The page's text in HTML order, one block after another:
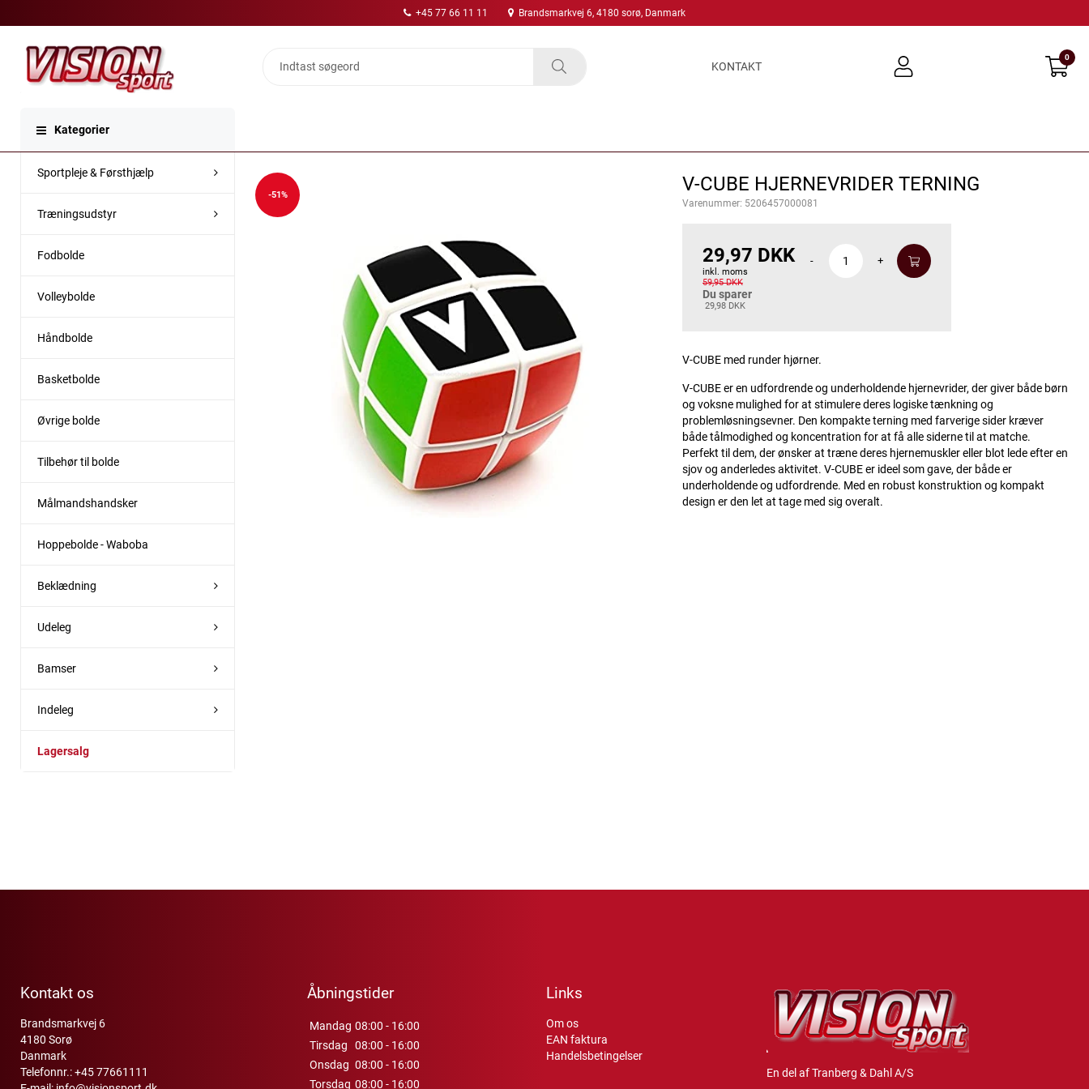
+45 77 66 11 11 Brandsmarkvej 6, 4180 sorø, Danmark
KONTAKT
0
Kategorier
Sportpleje & Førsthjælp
Træningsudstyr
Fodbolde
Volleybolde
Håndbolde
Basketbolde
Øvrige bolde
Tilbehør til bolde
Målmandshandsker
Hoppebolde - Waboba
Beklædning
Udeleg
Bamser
Indeleg
Lagersalg
-51% V-CUBE HJERNEVRIDER TERNING
Varenummer: 5206457000081
29,97 DKK
inkl. moms
59,95 DKK
Du sparer
29,98 DKK
- +
V-CUBE med runder hjørner.
V-CUBE er en udfordrende og underholdende hjernevrider, der giver både børn
og voksne mulighed for at stimulere deres logiske tænkning og
problemløsningsevner. Den kompakte terning med farverige sider kræver
både tålmodighed og koncentration for at få alle siderne til at matche.
Perfekt til dem, der ønsker at træne deres hjernemuskler eller blot lede efter en
sjov og anderledes aktivitet. V-CUBE er ideel som gave, der både er
underholdende og udfordrende. Med en robust konstruktion og kompakt
design er den let at tage med sig overalt.
Kontakt os
Brandsmarkvej 6
4180 Sorø
Danmark
Telefonnr.:+45 77661111
Åbningstider
Mandag 08:00 - 16:00
Tirsdag
08:00 - 16:00
Onsdag 08:00 - 16:00
Torsdag 08:00 - 16:00
Links
Om os
EAN faktura
Handelsbetingelser
En del af Tranberg & Dahl A/S